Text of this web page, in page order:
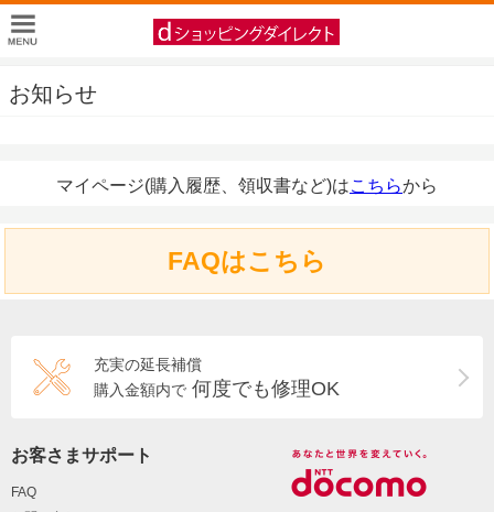
お知らせ
マイページ(購入履歴、領収書など)はこちらから
FAQはこちら
充実の延長補償
購入金額内で 何度でも修理OK
お客さまサポート
FAQ